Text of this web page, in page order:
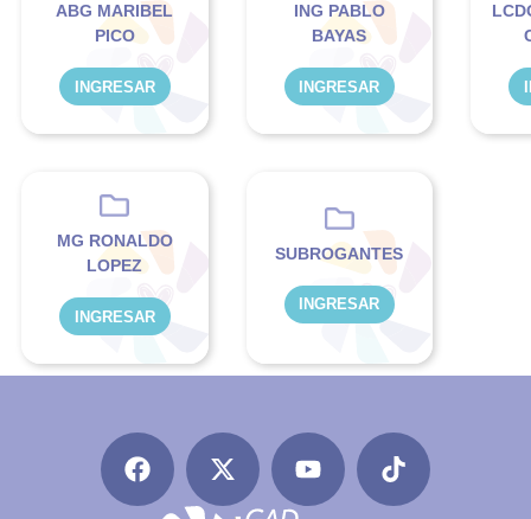
ABG MARIBEL
PICO
INGRESAR
ING PABLO
BAYAS
INGRESAR
MG RONALDO
LOPEZ
INGRESAR
SUBROGANTES
INGRESAR